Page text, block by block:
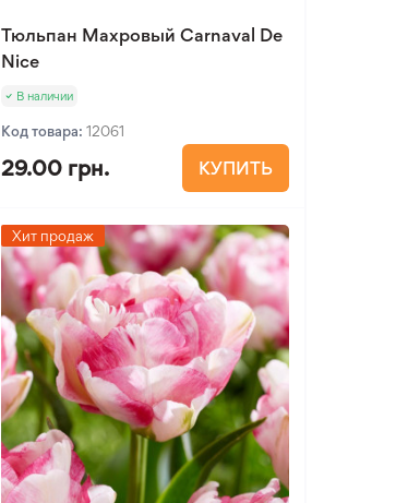
Тюльпан Махровый Carnaval De
Nice
В наличии
Код товара: 12061
29.00 грн. КУПИТЬ
Хит продаж